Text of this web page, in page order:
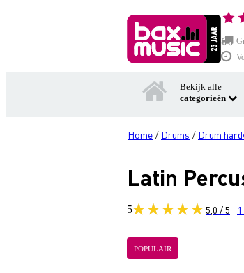
Bekijk alle
categorieën
Home / Drums / Drum
Latin
5 5,0 / 5 1
POPULAIR